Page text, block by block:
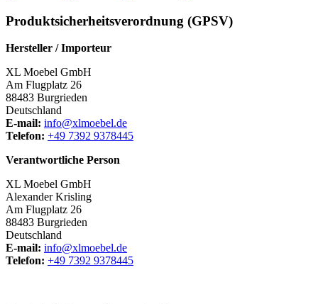
Produktsicherheitsverordnung (GPSV)
Hersteller / Importeur
XL Moebel GmbH
Am Flugplatz 26
88483 Burgrieden
Deutschland
E-mail: info@xlmoebel.de
Telefon: +49 7392 9378445
Verantwortliche Person
XL Moebel GmbH
Alexander Krisling
Am Flugplatz 26
88483 Burgrieden
Deutschland
E-mail: info@xlmoebel.de
Telefon: +49 7392 9378445